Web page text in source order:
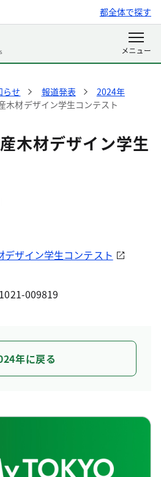
都全体で探す
らせ 報道発表
2024年
木材デザイン学生コンテスト
木材デザイン学生
デザイン学生コンテスト
009819
年に戻る